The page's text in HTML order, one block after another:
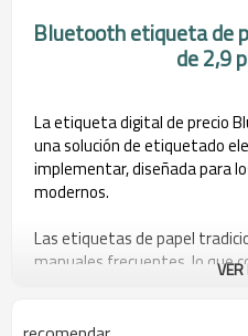
Bluetooth etiqueta de
de 2,9
La etiqueta digital de precio
una solución de etiquetado
implementar, diseñada para
modernos.
Las etiquetas de papel
manuales frecuentes, lo que